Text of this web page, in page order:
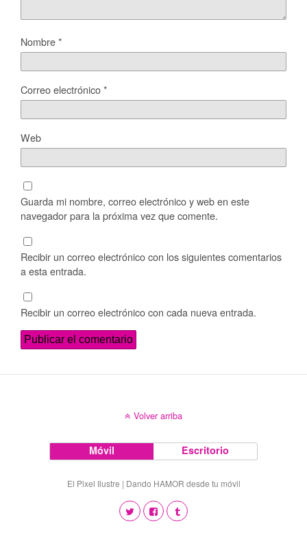
Nombre*
Correo electrónico*
Web
Guarda mi nombre, correo electrónico y web en este
navegador para la próxima vez que comente.
Recibir un correo electrónico con los siguientes comentarios
a esta entrada.
Recibir un correo electrónico con cada nueva entrada.
Volver arriba
Móvil Escritorio
El Pixel Ilustre | Dando HAMOR desde tu móvil